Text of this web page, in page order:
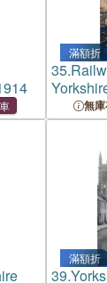
滿額折
35.
Change
無
滿額折
39.